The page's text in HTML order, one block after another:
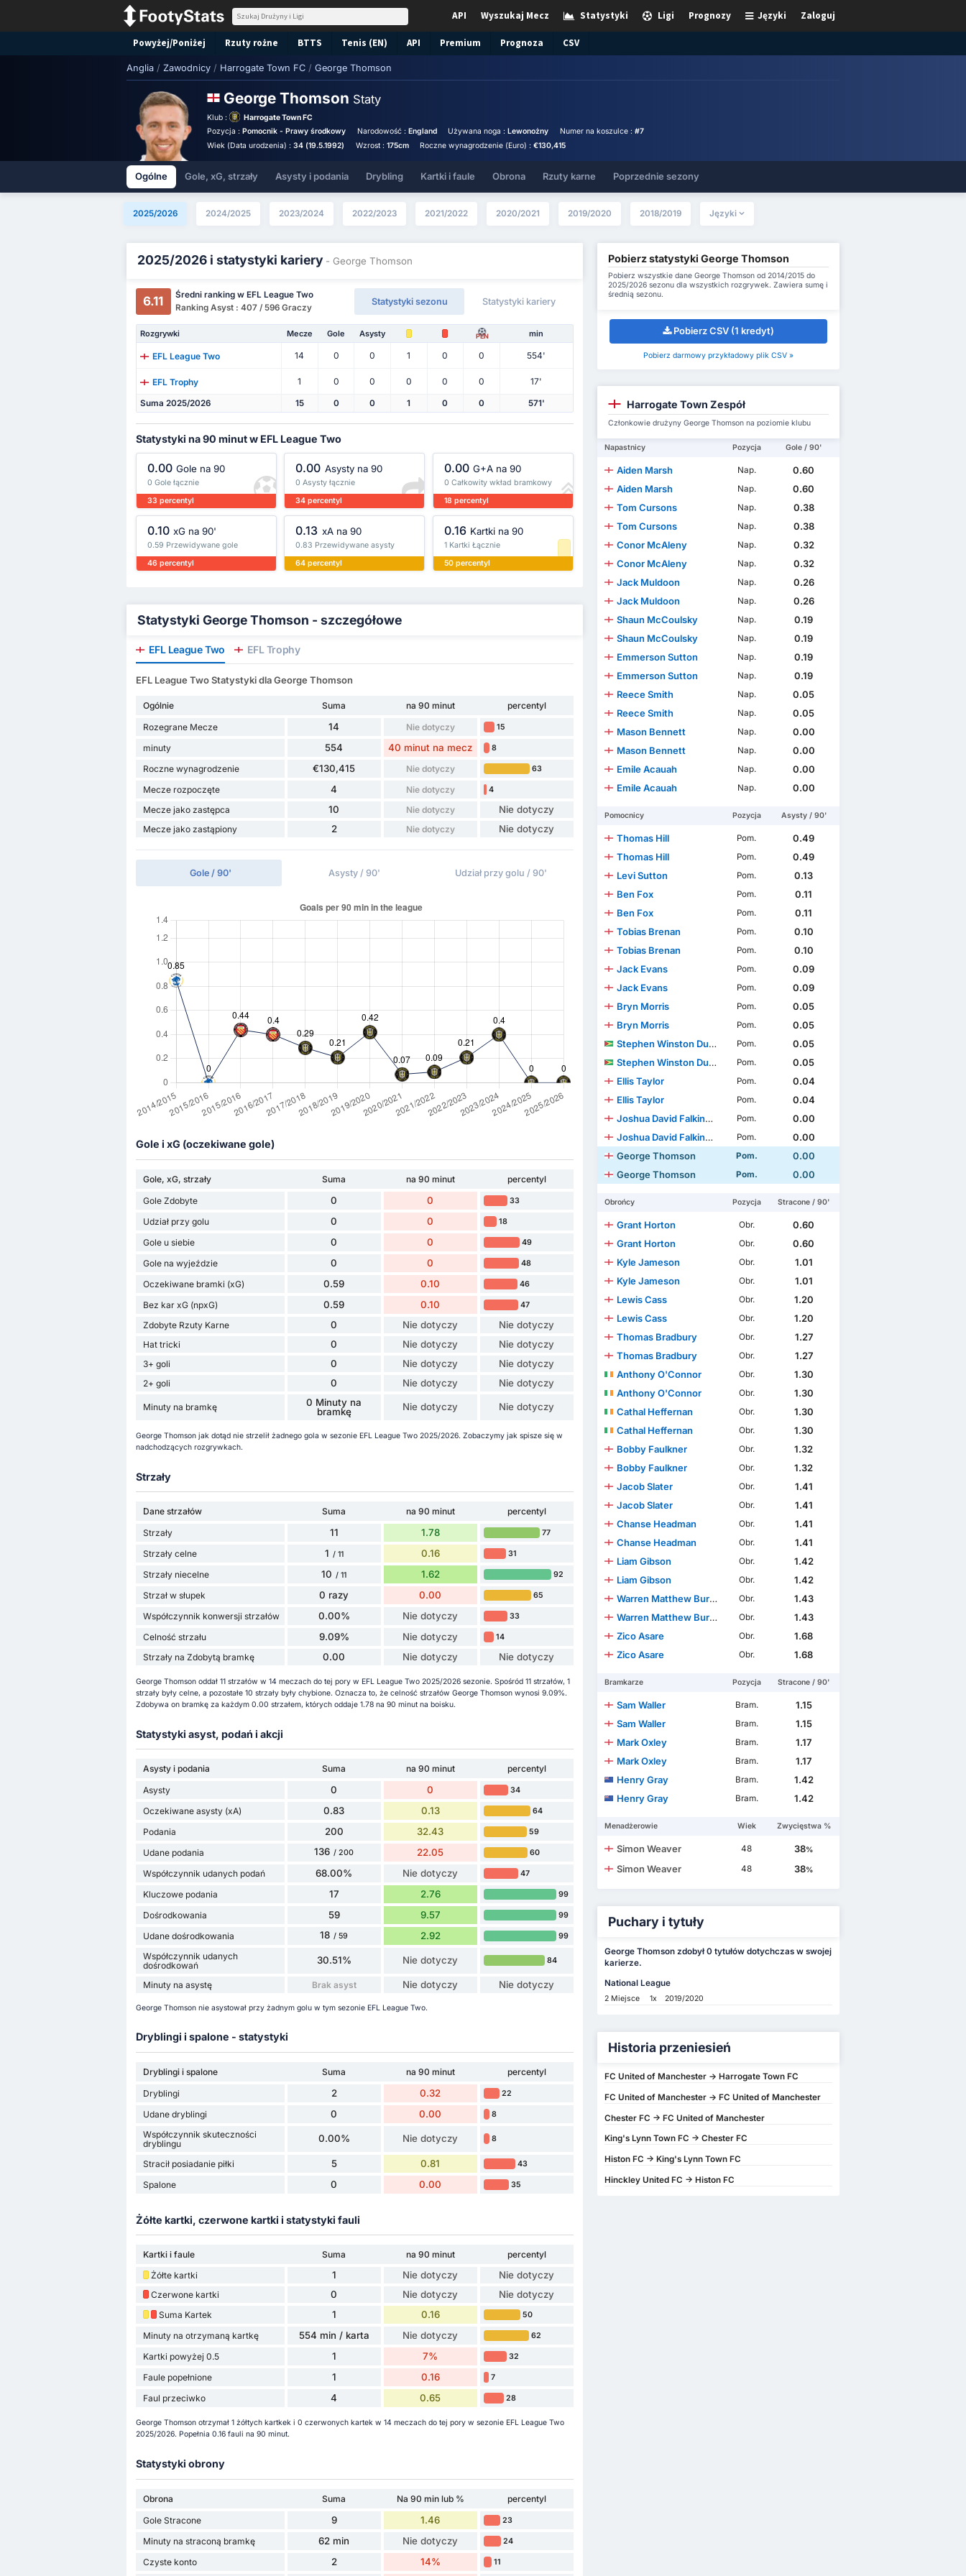
Zaloguj
Języki
Prognozy
Ligi
Statystyki
Wyszukaj Mecz
API
Powyżej/Poniżej Rzuty rożne BTTS Tenis (EN) API Premium Prognoza CSV
Anglia / Zawodnicy / Harrogate Town FC / George Thomson
George Thomson Staty
Klub :
Harrogate Town FC
Pozycja :Pomocnik - Prawy środkowy Narodowość : England Używana noga :Lewonożny Numer na koszulce : #7
Wiek (Data urodzenia) :34 (19.5.1992) Wzrost : 175cm Roczne wynagrodzenie (Euro) :€130,415
Ogólne Gole, xG, strzały Asysty i podania Drybling Kartki i faule Obrona Rzuty karne Poprzednie sezony
2025/2026 2024/2025 2023/2024 2022/2023 2021/2022 2020/2021 2019/2020 2018/2019 Języki
2025/2026 i statystyki kariery - George Thomson
6.11
Średni ranking w EFL League Two
Ranking Asyst : 407 / 596 Graczy
Statystyki sezonu Statystyki kariery
Rozgrywki Mecze Gole Asysty PEN min
EFL League Two 14 0 0 1 0 0 554'
EFL Trophy 1 0 0 0 0 0 17'
Suma 2025/2026 15 0 0 1 0 0 571'
Statystyki na 90 minut w EFL League Two
0.00 Gole na 90
0 Gole łącznie
33 percentyl
0.00 Asysty na 90
0 Asysty łącznie
34 percentyl
0.00 G+A na 90
0 Całkowity wkład bramkowy
18 percentyl
0.10 xG na 90'
0.59 Przewidywane gole
46 percentyl
0.13 xA na 90
0.83 Przewidywane asysty
64 percentyl
0.16 Kartki na 90
1 Kartki Łącznie
50 percentyl
Statystyki George Thomson - szczegółowe
EFL League Two EFL Trophy
EFL League Two Statystyki dla George Thomson
Ogólnie Suma na 90 minut
percentyl
Rozegrane Mecze
14 Nie dotyczy 15
minuty 554 40 minut na mecz 8
Roczne wynagrodzenie €130,415 Nie dotyczy 63
Mecze rozpoczęte 4 Nie dotyczy 4
Mecze jako zastępca 10 Nie dotyczy Nie dotyczy
Mecze jako zastąpiony 2 Nie dotyczy Nie dotyczy
Gole / 90' Asysty / 90' Udział przy golu / 90'
Gole i xG (oczekiwane gole)
Gole, xG, strzały Suma na 90 minut
percentyl
Gole Zdobyte
0 0 33
Udział przy golu 0 0 18
Gole u siebie 0 0 49
Gole na wyjeździe 0 0 48
Oczekiwane bramki (xG) 0.59 0.10 46
Bez kar xG (npxG) 0.59 0.10 47
Zdobyte Rzuty Karne 0 Nie dotyczy Nie dotyczy
Hat tricki 0 Nie dotyczy Nie dotyczy
3+ goli 0 Nie dotyczy Nie dotyczy
2+ goli 0 Nie dotyczy Nie dotyczy
Minuty na bramkę
0 Minuty na
bramkę
Nie dotyczy Nie dotyczy
George Thomson jak dotąd nie strzelił żadnego gola w sezonie EFL League Two 2025/2026. Zobaczymy jak spisze się w
nadchodzących rozgrywkach.
Strzały
Dane strzałów Suma na 90 minut
percentyl
Strzały
11 1.78 77
Strzały celne 1 / 11 0.16 31
Strzały niecelne 10 / 11 1.62 92
Strzał w słupek 0 razy 0.00 65
Współczynnik konwersji strzałów 0.00% Nie dotyczy 33
Celność strzału 9.09% Nie dotyczy 14
Strzały na Zdobytą bramkę 0.00 Nie dotyczy Nie dotyczy
George Thomson oddał 11 strzałów w 14 meczach do tej pory w EFL League Two 2025/2026 sezonie. Spośród 11 strzałów, 1
strzały były celne, a pozostałe 10 strzały były chybione. Oznacza to, że celność strzałów George Thomson wynosi 9.09%.
Zdobywa on bramkę za każdym 0.00 strzałem, których oddaje 1.78 na 90 minut na boisku.
Statystyki asyst, podań i akcji
Asysty i podania Suma na 90 minut
percentyl
Asysty
0 0 34
Oczekiwane asysty (xA) 0.83 0.13 64
Podania 200 32.43 59
Udane podania 136 / 200 22.05 60
Współczynnik udanych podań 68.00% Nie dotyczy 47
Kluczowe podania 17 2.76 99
Dośrodkowania 59 9.57 99
Udane dośrodkowania 18 / 59 2.92 99
Współczynnik udanych
dośrodkowań
30.51% Nie dotyczy 84
Minuty na asystę Brak asyst Nie dotyczy Nie dotyczy
George Thomson nie asystował przy żadnym golu w tym sezonie EFL League Two.
Dryblingi i spalone - statystyki
Dryblingi i spalone Suma na 90 minut
percentyl
Dryblingi
2 0.32 22
Udane dryblingi 0 0.00 8
Współczynnik skuteczności
dryblingu
0.00% Nie dotyczy 8
Stracił posiadanie piłki 5 0.81 43
Spalone 0 0.00 35
Żółte kartki, czerwone kartki i statystyki fauli
Kartki i faule Suma na 90 minut
percentyl
Żółte kartki
1 Nie dotyczy Nie dotyczy
Czerwone kartki 0 Nie dotyczy Nie dotyczy
Suma Kartek 1 0.16 50
Minuty na otrzymaną kartkę 554 min / karta Nie dotyczy 62
Kartki powyżej 0.5 1 7% 32
Faule popełnione 1 0.16 7
Faul przeciwko 4 0.65 28
George Thomson otrzymał 1 żółtych kartkek i 0 czerwonych kartek w 14 meczach do tej pory w sezonie EFL League Two
2025/2026. Popełnia 0.16 fauli na 90 minut.
Statystyki obrony
Obrona Suma Na 90 min lub %
percentyl
Gole Stracone
9 1.46 23
Minuty na straconą bramkę 62 min Nie dotyczy 24
Czyste konto 2 14% 11
Pobierz statystyki George Thomson
Pobierz wszystkie dane George Thomson od 2014/2015 do
2025/2026 sezonu dla wszystkich rozgrywek. Zawiera sumę i
średnią sezonu.
Pobierz CSV (1 kredyt)
Pobierz darmowy przykładowy plik CSV »
Harrogate Town Zespół
Członkowie drużyny George Thomson na poziomie klubu
Napastnicy Pozycja Gole / 90'
Aiden Marsh Nap.
0.60
Aiden Marsh
Nap.
0.60
Tom Cursons
Nap.
0.38
Tom Cursons
Nap.
0.38
Conor McAleny
Nap.
0.32
Conor McAleny
Nap.
0.32
Jack Muldoon
Nap.
0.26
Jack Muldoon
Nap.
0.26
Shaun McCoulsky
Nap.
0.19
Shaun McCoulsky
Nap.
0.19
Emmerson Sutton
Nap.
0.19
Emmerson Sutton
Nap.
0.19
Reece Smith
Nap.
0.05
Reece Smith
Nap.
0.05
Mason Bennett
Nap.
0.00
Mason Bennett
Nap.
0.00
Emile Acauah
Nap.
0.00
Emile Acauah
Nap. 0.00
Pomocnicy Pozycja Asysty / 90'
Thomas Hill Pom.
0.49
Thomas Hill
Pom.
0.49
Levi Sutton
Pom.
0.13
Ben Fox
Pom.
0.11
Ben Fox
Pom.
0.11
Tobias Brenan
Pom.
0.10
Tobias Brenan
Pom.
0.10
Jack Evans
Pom.
0.09
Jack Evans
Pom.
0.09
Bryn Morris
Pom.
0.05
Bryn Morris
Pom.
0.05
Stephen Winston Duke-McKenna
Pom.
0.05
Stephen Winston Duke-McKenna
Pom.
0.05
Ellis Taylor
Pom.
0.04
Ellis Taylor
Pom.
0.04
Joshua David Falkingham
Pom.
0.00
Joshua David Falkingham
Pom.
0.00
George Thomson
Pom.
0.00
George Thomson
Pom. 0.00
Obrońcy Pozycja Stracone / 90'
Grant Horton Obr.
0.60
Grant Horton
Obr.
0.60
Kyle Jameson
Obr.
1.01
Kyle Jameson
Obr.
1.01
Lewis Cass
Obr.
1.20
Lewis Cass
Obr.
1.20
Thomas Bradbury
Obr.
1.27
Thomas Bradbury
Obr.
1.27
Anthony O'Connor
Obr.
1.30
Anthony O'Connor
Obr.
1.30
Cathal Heffernan
Obr.
1.30
Cathal Heffernan
Obr.
1.30
Bobby Faulkner
Obr.
1.32
Bobby Faulkner
Obr.
1.32
Jacob Slater
Obr.
1.41
Jacob Slater
Obr.
1.41
Chanse Headman
Obr.
1.41
Chanse Headman
Obr.
1.41
Liam Gibson
Obr.
1.42
Liam Gibson
Obr.
1.42
Warren Matthew Burrell
Obr.
1.43
Warren Matthew Burrell
Obr.
1.43
Zico Asare
Obr.
1.68
Zico Asare
Obr. 1.68
Bramkarze Pozycja Stracone / 90'
Sam Waller Bram.
1.15
Sam Waller
Bram.
1.15
Mark Oxley
Bram.
1.17
Mark Oxley
Bram.
1.17
Henry Gray
Bram.
1.42
Henry Gray
Bram. 1.42
Menadżerowie Wiek Zwycięstwa %
Simon Weaver 48 38%
Simon Weaver 48 38%
Puchary i tytuły
George Thomson zdobył 0 tytułów dotychczas w swojej
karierze.
National League
2 Miejsce 1x 2019/2020
Historia przeniesień
FC United of Manchester -> Harrogate Town FC
FC United of Manchester -> FC United of Manchester
Chester FC -> FC United of Manchester
King's Lynn Town FC -> Chester FC
Histon FC -> King's Lynn Town FC
Hinckley United FC -> Histon FC